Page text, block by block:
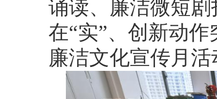
诵读、廉洁微短
在“实”、创新动
廉洁文化宣传月